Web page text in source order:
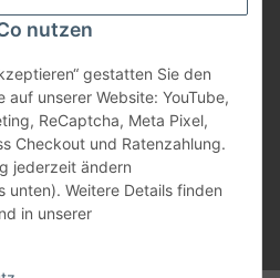
nutzen
gestatten Sie den
auf unserer Website: YouTube,
ReCaptcha, Meta Pixel,
Checkout und Ratenzahlung.
jederzeit ändern
unten). Weitere Details finden
in unserer
zzgl.